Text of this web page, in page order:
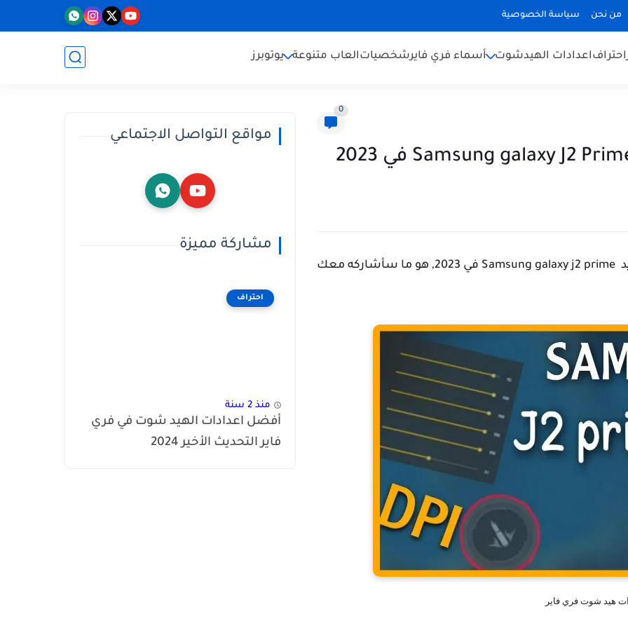
من نحن سياسة الخصوصية
احترافاعدادات الهيدشوت أسماء فري فايرشخصياتالعاب متنوعة يوتوبرز
0
أفضل اعدادات فري فاير هيد شوت التحديث الجديد Samsung galaxy j2 prime في 2023, هو ما سأشاركه معك
هيد شوت فري فاير
مواقع التواصل الاجتماعي
مشاركة مميزة
احتراف
منذ 2 سنة
أفضل اعدادات الهيد شوت في فري
فاير التحديث الأخير 2024